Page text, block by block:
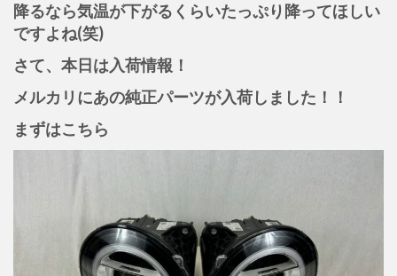
降るなら気温が下がるくらいたっぷり降ってほしい
ですよね(笑)
さて、本日は入荷情報！
メルカリにあの純正パーツが入荷しました！！
まずはこちら